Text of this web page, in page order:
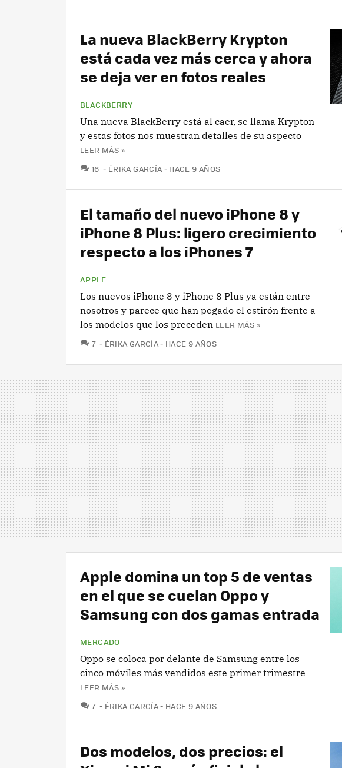
La nueva BlackBerry Krypton
está cada vez más cerca y ahora
se deja ver en fotos reales
BLACKBERRY
Una nueva BlackBerry está al caer, se llama Krypton
y estas fotos nos muestran detalles de su aspecto
LEER MÁS »
16 COMENTARIOS
ÉRIKA GARCÍA HACE 9 AÑOS
El tamaño del nuevo iPhone 8 y
iPhone 8 Plus: ligero crecimiento
respecto a los iPhones 7
APPLE
Los nuevos iPhone 8 y iPhone 8 Plus ya están entre
nosotros y parece que han pegado el estirón frente a
los modelos que los preceden LEER MÁS »
7 COMENTARIOS
ÉRIKA GARCÍA HACE 9 AÑOS
Apple domina un top 5 de ventas
en el que se cuelan Oppo y
Samsung con dos gamas entrada
MERCADO
Oppo se coloca por delante de Samsung entre los
cinco móviles más vendidos este primer trimestre
LEER MÁS »
7 COMENTARIOS
ÉRIKA GARCÍA HACE 9 AÑOS
Dos modelos, dos precios: el